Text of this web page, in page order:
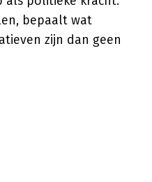
bepaalt wat
zijn dan geen